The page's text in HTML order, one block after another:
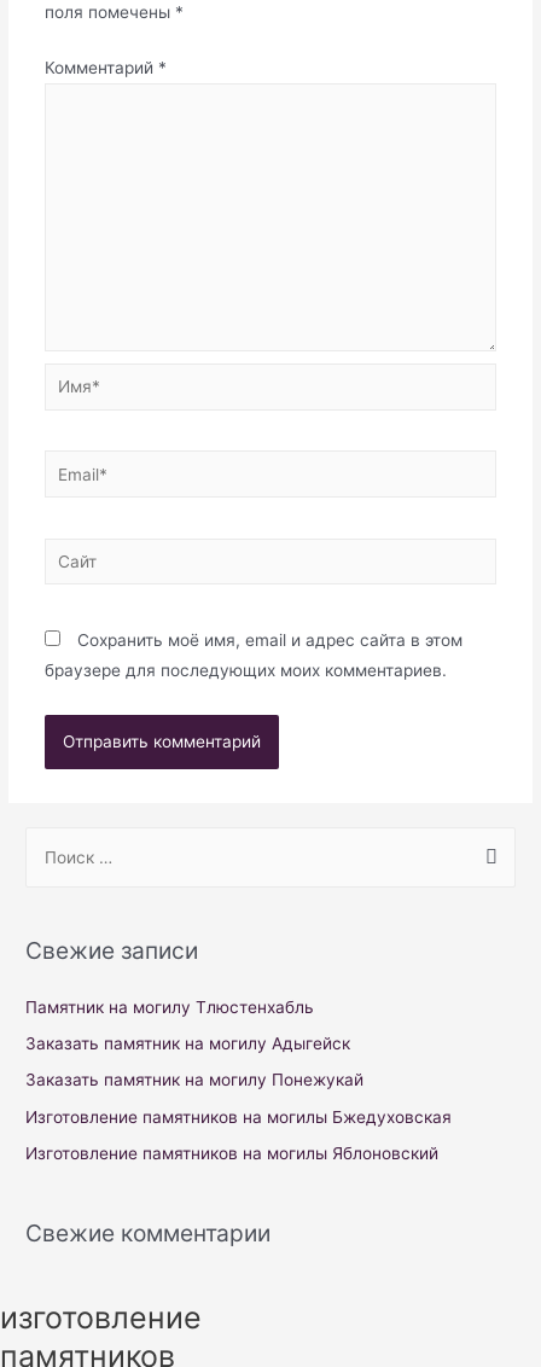
поля помечены *
Комментарий *
Имя*
Email*
Сайт
Сохранить моё имя, email и адрес сайта в этом
браузере для последующих моих комментариев.
r
h
f
o
Свежие записи
Памятник на могилу Тлюстенхабль
Заказать памятник на могилу Адыгейск
Заказать памятник на могилу Понежукай
Изготовление памятников на могилы Бжедуховская
Изготовление памятников на могилы Яблоновский
Свежие комментарии
изготовление
памятников